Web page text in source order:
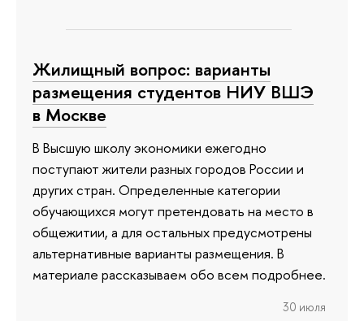
Жилищный вопрос: варианты
размещения студентов НИУ ВШЭ
в Москве
В Высшую школу экономики ежегодно
поступают жители разных городов России и
других стран. Определенные категории
обучающихся могут претендовать на место в
общежитии, а для остальных предусмотрены
альтернативные варианты размещения. В
материале рассказываем обо всем подробнее.
30 июля